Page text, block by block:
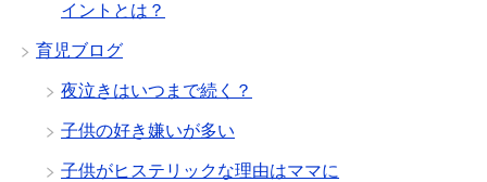
イントとは？
育児ブログ
夜泣きはいつまで続く？
子供の好き嫌いが多い
子供がヒステリックな理由はママに